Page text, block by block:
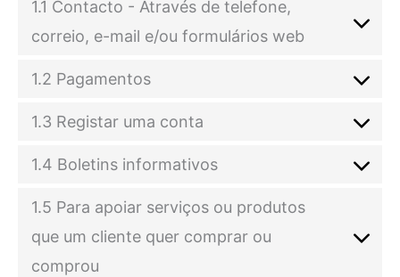
1.1 Contacto - Através de telefone,
correio, e-mail e/ou formulários web
1.2 Pagamentos
1.3 Registar uma conta
1.4 Boletins informativos
1.5 Para apoiar serviços ou produtos
que um cliente quer comprar ou
comprou